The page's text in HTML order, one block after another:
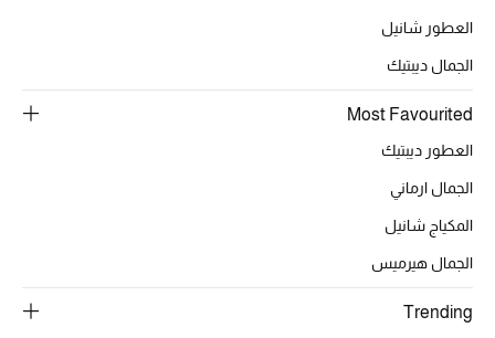
الموسم الجديد
أحذية النسائية
الأحذية الرجالية
العطور شانيل
الجمال ديبتيك
Most Favourited
العطور ديبتيك
الجمال ارماني
المكياج شانيل
الجمال هيرميس
Trending